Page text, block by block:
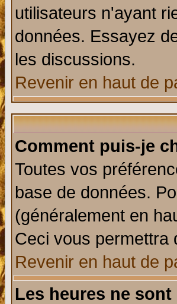
utilisateurs n'ayant
données. Essayez
les discussions.
Revenir en haut de
Comment puis-je
Toutes vos
base de données.
(généralement en
Ceci vous permettra
Revenir en haut de
Les heures ne